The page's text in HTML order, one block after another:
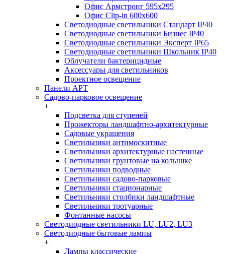
Офис Армстронг 595x295
Офис Clip-in 600x600
Светодиодные светильники Стандарт IP40
Светодиодные светильники Бизнес IP40
Светодиодные светильники Эксперт IP65
Светодиодные светильники Школьник IP40
Облучатели бактерицидные
Аксессуары для светильников
Проектное освещение
Панели АРТ
Садово-парковое освещение
+
Подсветка для ступеней
Прожекторы ландшафтно-архитектурные
Садовые украшения
Светильники антимоскитные
Светильники архитектурные настенные
Светильники грунтовые на колышке
Светильники подводные
Светильники садово-парковые
Светильники стационарные
Светильники столбики ландшафтные
Светильники тротуарные
Фонтанные насосы
Светодиодные светильники LU, LU2, LU3
Светодиодные бытовые лампы
+
Лампы классические